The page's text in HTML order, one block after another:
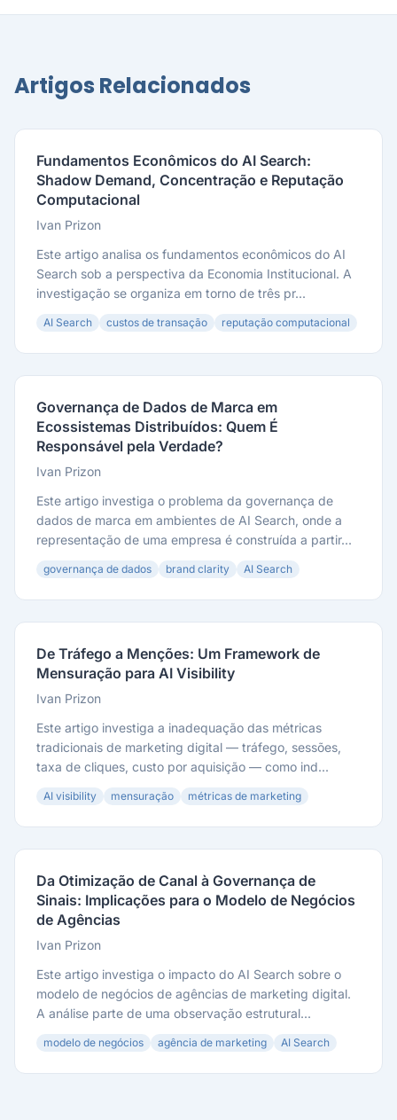
Artigos Relacionados
Fundamentos Econômicos do AI Search:
Shadow Demand, Concentração e Reputação
Computacional
Ivan Prizon
Este artigo analisa os fundamentos econômicos do AI
Search sob a perspectiva da Economia Institucional. A
investigação se organiza em torno de três pr...
AI Search custos de transação reputação computacional
Governança de Dados de Marca em
Ecossistemas Distribuídos: Quem É
Responsável pela Verdade?
Ivan Prizon
Este artigo investiga o problema da governança de
dados de marca em ambientes de AI Search, onde a
representação de uma empresa é construída a partir...
governança de dados brand clarity AI Search
De Tráfego a Menções: Um Framework de
Mensuração para AI Visibility
Ivan Prizon
Este artigo investiga a inadequação das métricas
tradicionais de marketing digital — tráfego, sessões,
taxa de cliques, custo por aquisição — como ind...
AI visibility mensuração métricas de marketing
Da Otimização de Canal à Governança de
Sinais: Implicações para o Modelo de Negócios
de Agências
Ivan Prizon
Este artigo investiga o impacto do AI Search sobre o
modelo de negócios de agências de marketing digital.
A análise parte de uma observação estrutural...
modelo de negócios agência de marketing AI Search